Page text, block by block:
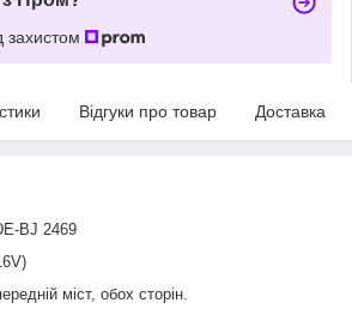
захистом
Відгуки про товар Доставка
BJ 2469
міст, обох сторін.